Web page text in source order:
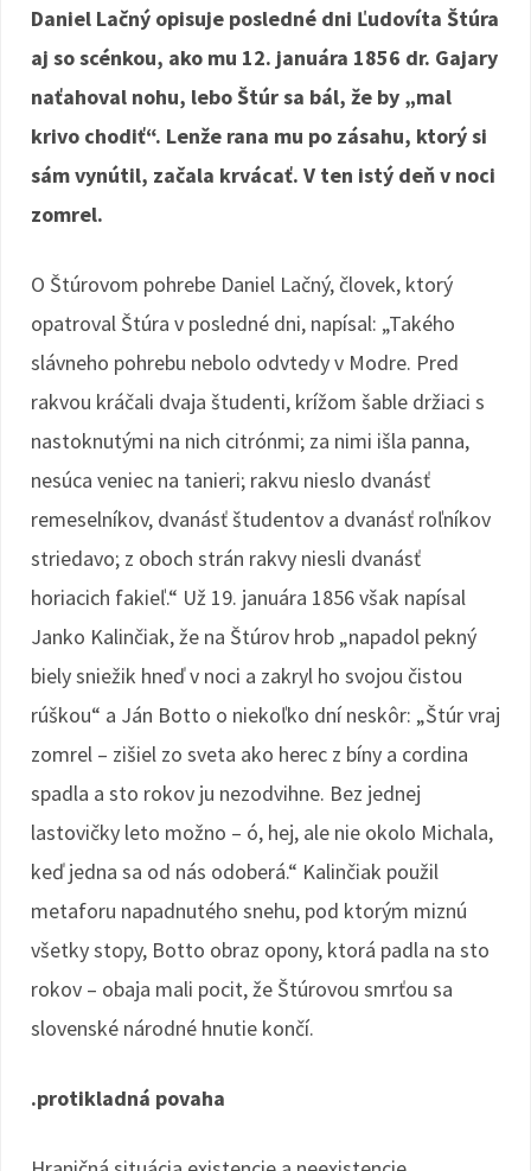
Daniel Lačný opisuje posledné dni Ľudovíta Štúra
aj so scénkou, ako mu 12. januára 1856 dr. Gajary
naťahoval nohu, lebo Štúr sa bál, že by „mal
krivo chodiť“. Lenže rana mu po zásahu, ktorý si
sám vynútil, začala krvácať. V ten istý deň v noci
zomrel.
O Štúrovom pohrebe Daniel Lačný, človek, ktorý
opatroval Štúra v posledné dni, napísal: „Takého
slávneho pohrebu nebolo odvtedy v Modre. Pred
rakvou kráčali dvaja študenti, krížom šable držiaci s
nastoknutými na nich citrónmi; za nimi išla panna,
nesúca veniec na tanieri; rakvu nieslo dvanásť
remeselníkov, dvanásť študentov a dvanásť roľníkov
striedavo; z oboch strán rakvy niesli dvanásť
horiacich fakieľ.“ Už 19. januára 1856 však napísal
Janko Kalinčiak, že na Štúrov hrob „napadol pekný
biely sniežik hneď v noci a zakryl ho svojou čistou
rúškou“ a Ján Botto o niekoľko dní neskôr: „Štúr vraj
zomrel – zišiel zo sveta ako herec z bíny a cordina
spadla a sto rokov ju nezodvihne. Bez jednej
lastovičky leto možno – ó, hej, ale nie okolo Michala,
keď jedna sa od nás odoberá.“ Kalinčiak použil
metaforu napadnutého snehu, pod ktorým miznú
všetky stopy, Botto obraz opony, ktorá padla na sto
rokov – obaja mali pocit, že Štúrovou smrťou sa
slovenské národné hnutie končí.
.protikladná povaha